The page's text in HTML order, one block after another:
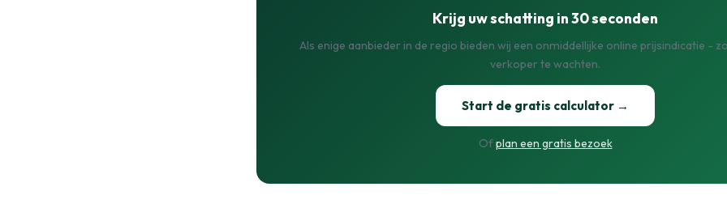
Krijg uw schatting in 30 seconden
Als enige aanbieder in de regio bieden wij een onmiddellijke online prijsindicatie -
verkoper te wachten.
Start de gratis calculator →
Ofplan een gratis bezoek